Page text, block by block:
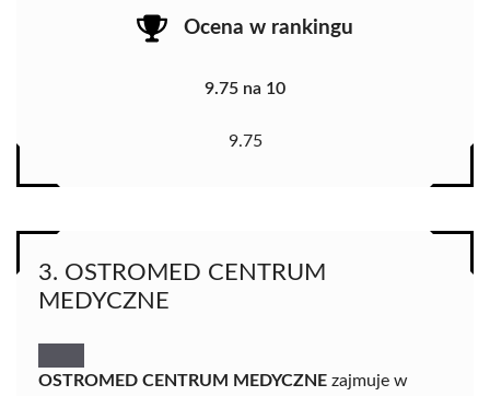
Ocena w rankingu
9.75 na 10
9.75
3. OSTROMED CENTRUM
MEDYCZNE
OSTROMED CENTRUM MEDYCZNE zajmuje w